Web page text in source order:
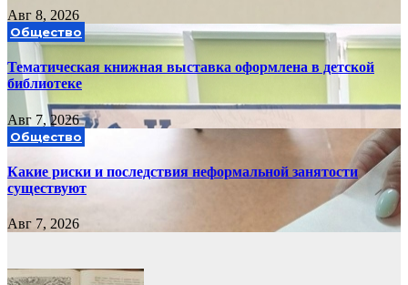
Авг 8, 2026
Общество
Тематическая книжная выставка оформлена в детской
библиотеке
Авг 7, 2026
Общество
Какие риски и последствия неформальной занятости
существуют
Авг 7, 2026